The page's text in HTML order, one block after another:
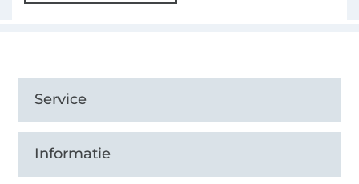
Service
Informatie